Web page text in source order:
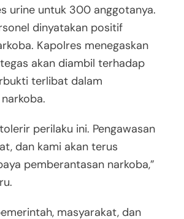
urine untuk 300 anggotanya.
dinyatakan positif
Kapolres menegaskan
akan diambil terhadap
terlibat dalam
perilaku ini. Pengawasan
dan kami akan terus
pemberantasan narkoba,”
masyarakat, dan